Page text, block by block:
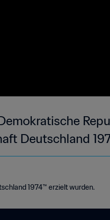
Deutschland
1974™ erzielt wurden.